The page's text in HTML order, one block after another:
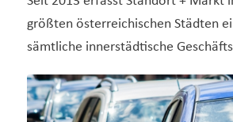
größten österreichischen Städten
sämtliche innerstädtische